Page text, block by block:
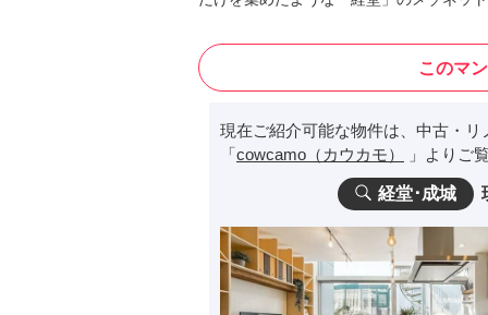
このマ
現在ご紹介可能な物件は、中古・
「cowcamo（カウカモ） 」よりご
経堂･成城